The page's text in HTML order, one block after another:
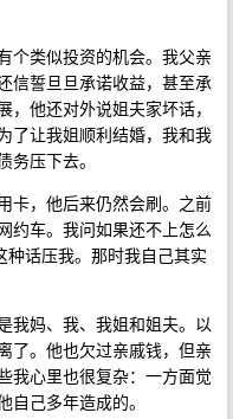
个类似投资的机会。我父亲
信誓旦旦承诺收益，甚至承
他还对外说姐夫家坏话，
了让我姐顺利结婚，我和我
压下去。
卡，他后来仍然会刷。之前
约车。我问如果还不上怎么
种话压我。那时我自己其实
我妈、我、我姐和姐夫。以
了。他也欠过亲戚钱，但亲
我心里也很复杂：一方面觉
己多年造成的。